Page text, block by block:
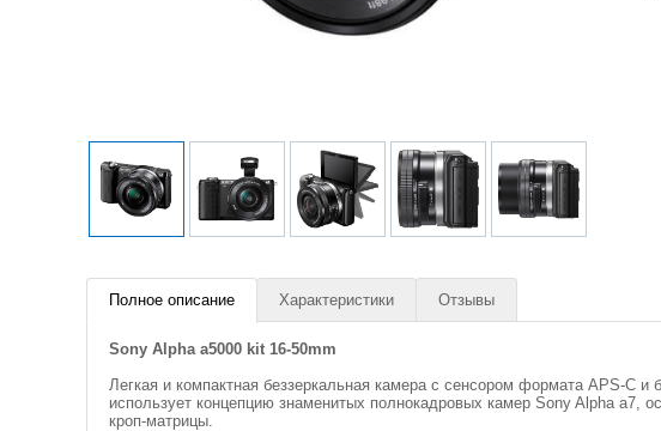
Полное описание Характеристики Отзывы
Sony Alpha a5000 kit 16-50mm
Легкая и компактная беззеркальная камера с сенсором формата APS-C
использует концепцию знаменитых полнокадровых камер Sony Alpha a7,
кроп-матрицы.